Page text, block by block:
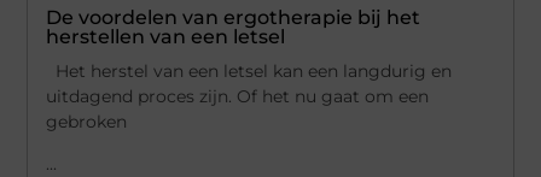
De voordelen van ergotherapie bij het
herstellen van een letsel
Het herstel van een letsel kan een langdurig en
uitdagend proces zijn. Of het nu gaat om een
gebroken
...